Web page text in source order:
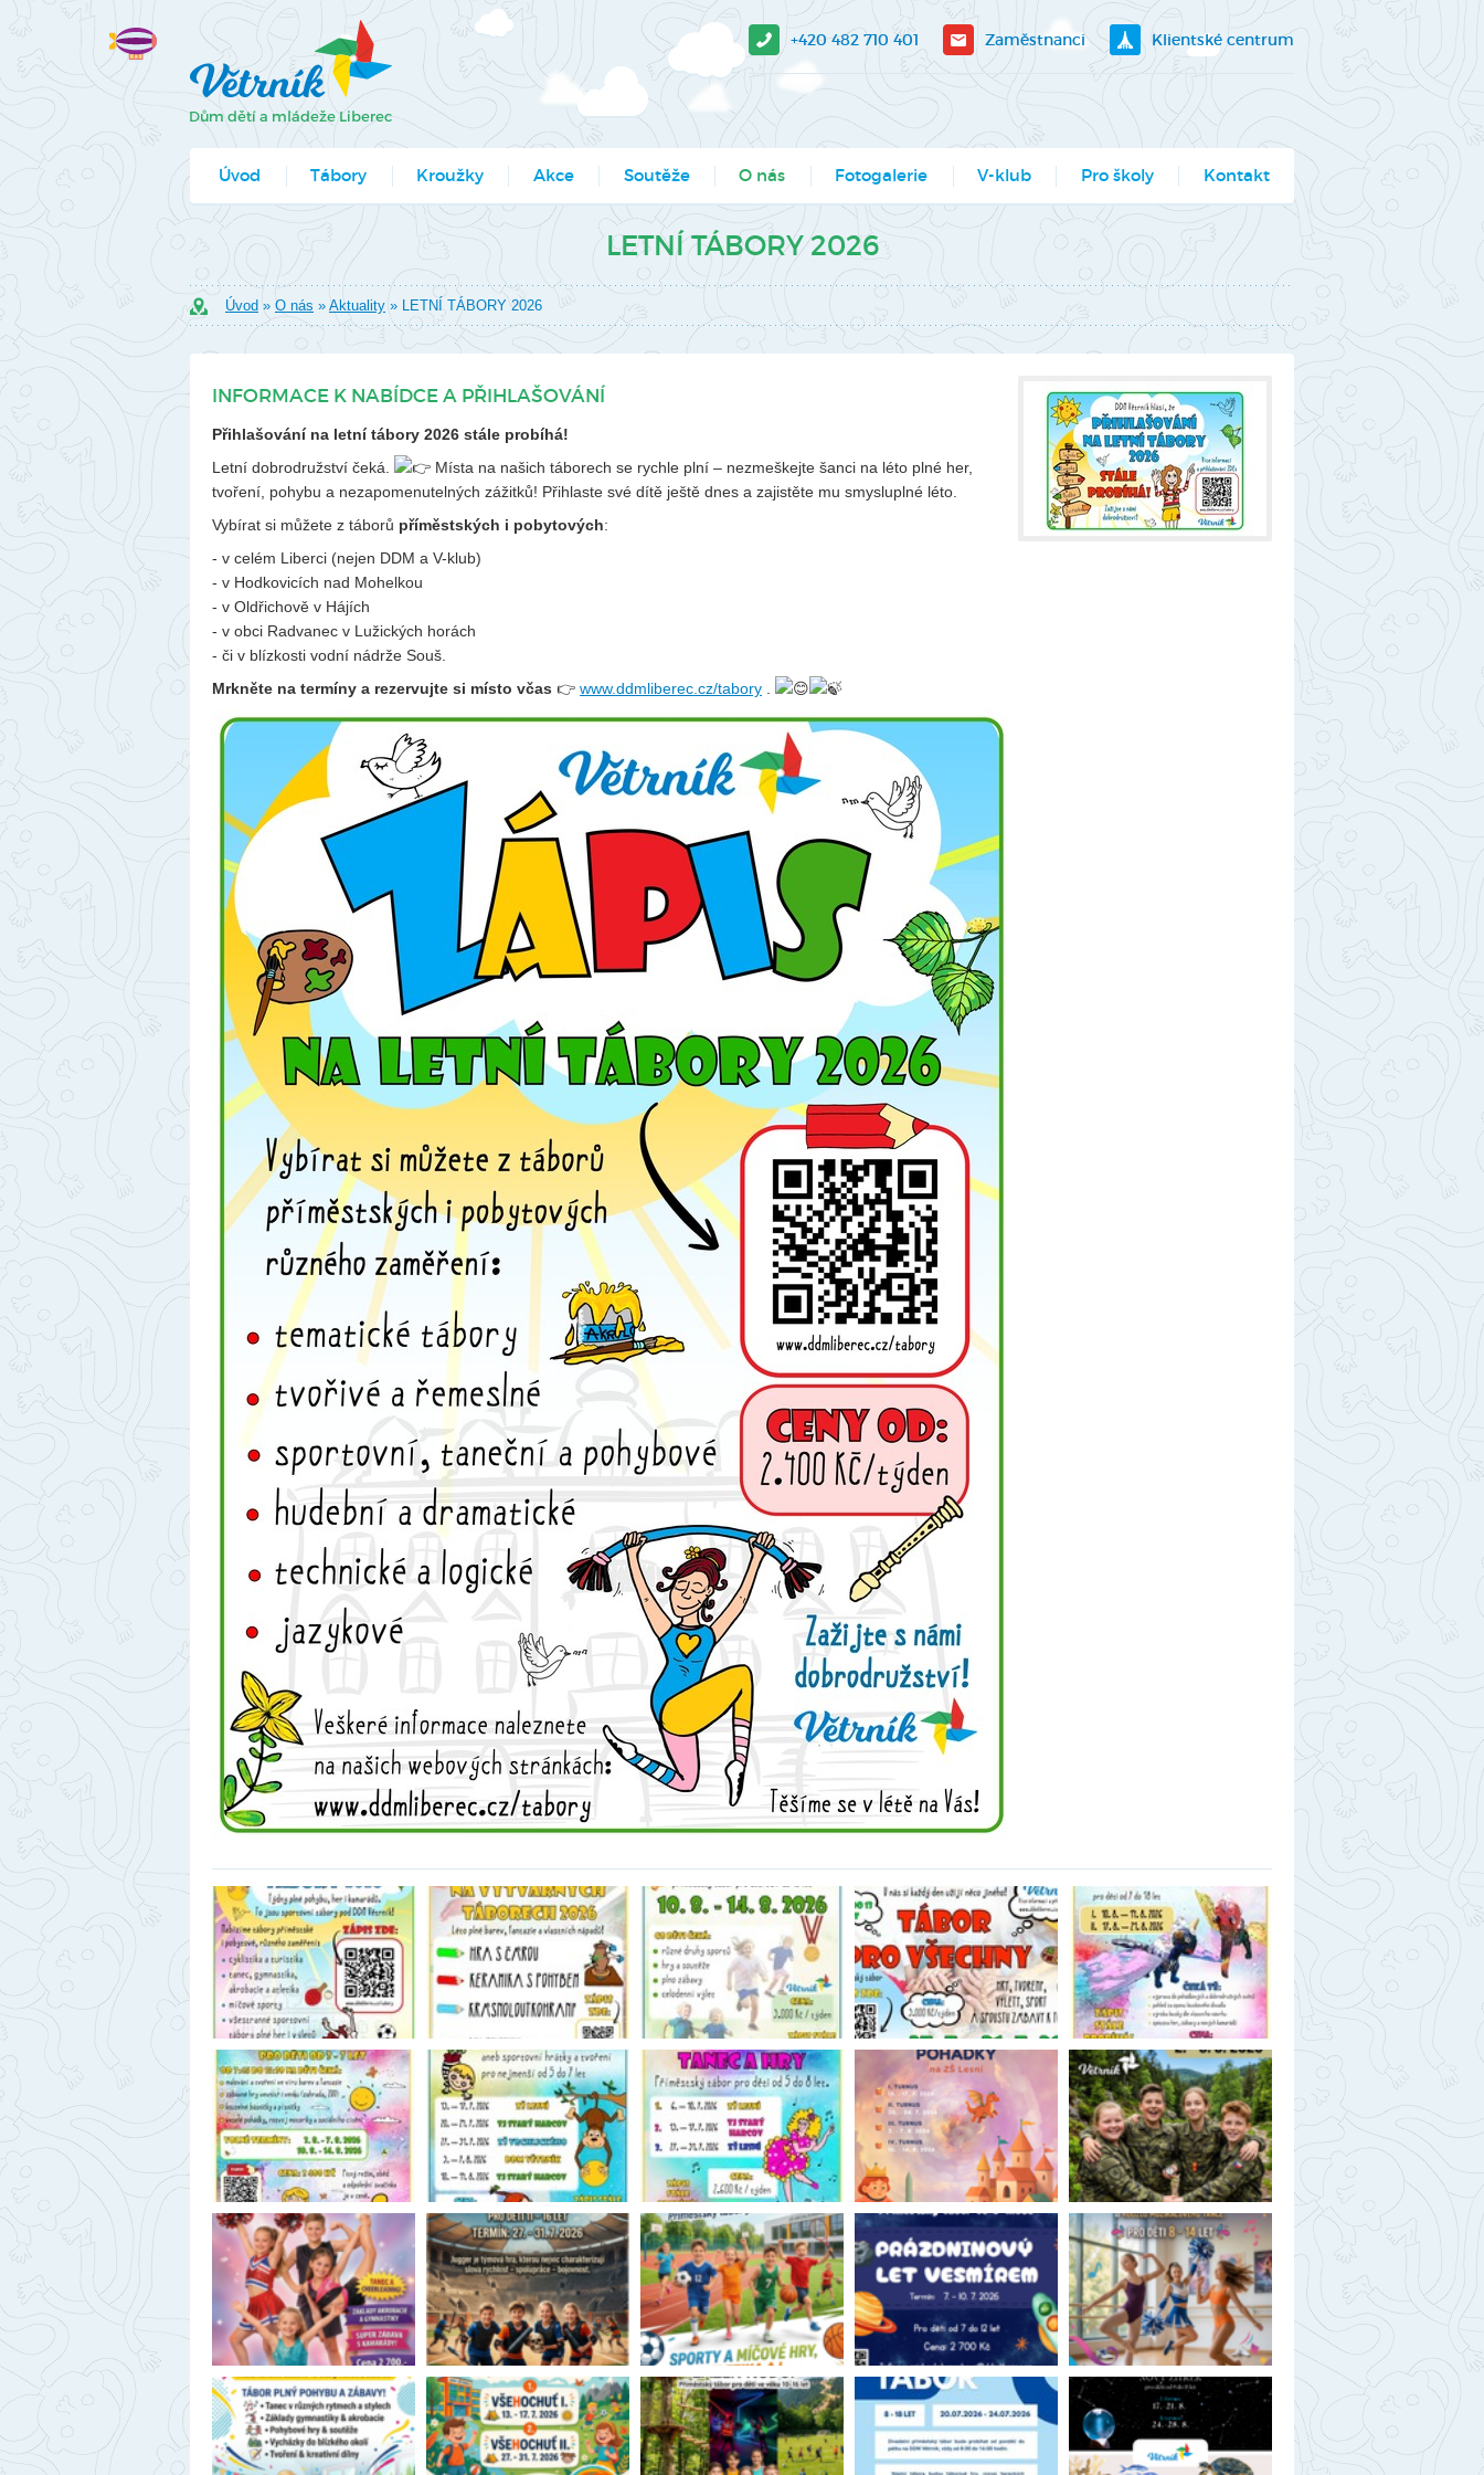
+420 482 710 401 Zaměstnanci Klientské centrum
Úvod Tábory Kroužky
Jak se přihlásit?
Formuláře ke stažení
Akce Soutěže
Moje město Liberec
Umělecké přehlídky
Výsledky soutěží MŠMT -
O nás
Aktuality
Podcasty
Povedlo se
Hledáme nové kolegy
Fotogalerie
Akce
Kroužky
Kurzy, semináře
Tábory
V-klub
Tábory
Programy pro školy
Akce ve Véčku
Městský parlament
Pro školy Kontakt
LETNÍ TÁBORY 2026
Úvod » O nás » Aktuality » LETNÍ TÁBORY 2026
INFORMACE K NABÍDCE A PŘIHLAŠOVÁNÍ
Přihlašování na letní tábory 2026 stále probíhá!
Letní dobrodružství čeká.
Místa na našich táborech se rychle plní – nezmeškejte šanci na léto plné her,
tvoření, pohybu a nezapomenutelných zážitků! Přihlaste své dítě ještě dnes a zajistěte mu smysluplné léto.
Vybírat si můžete z táborů příměstských i pobytových:
- v celém Liberci (nejen DDM a V-klub)
- v Hodkovicích nad Mohelkou
- v Oldřichově v Hájích
- v obci Radvanec v Lužických horách
- či v blízkosti vodní nádrže Souš.
Mrkněte na termíny a rezervujte si místo včas 👉 www.ddmliberec.cz/tabory